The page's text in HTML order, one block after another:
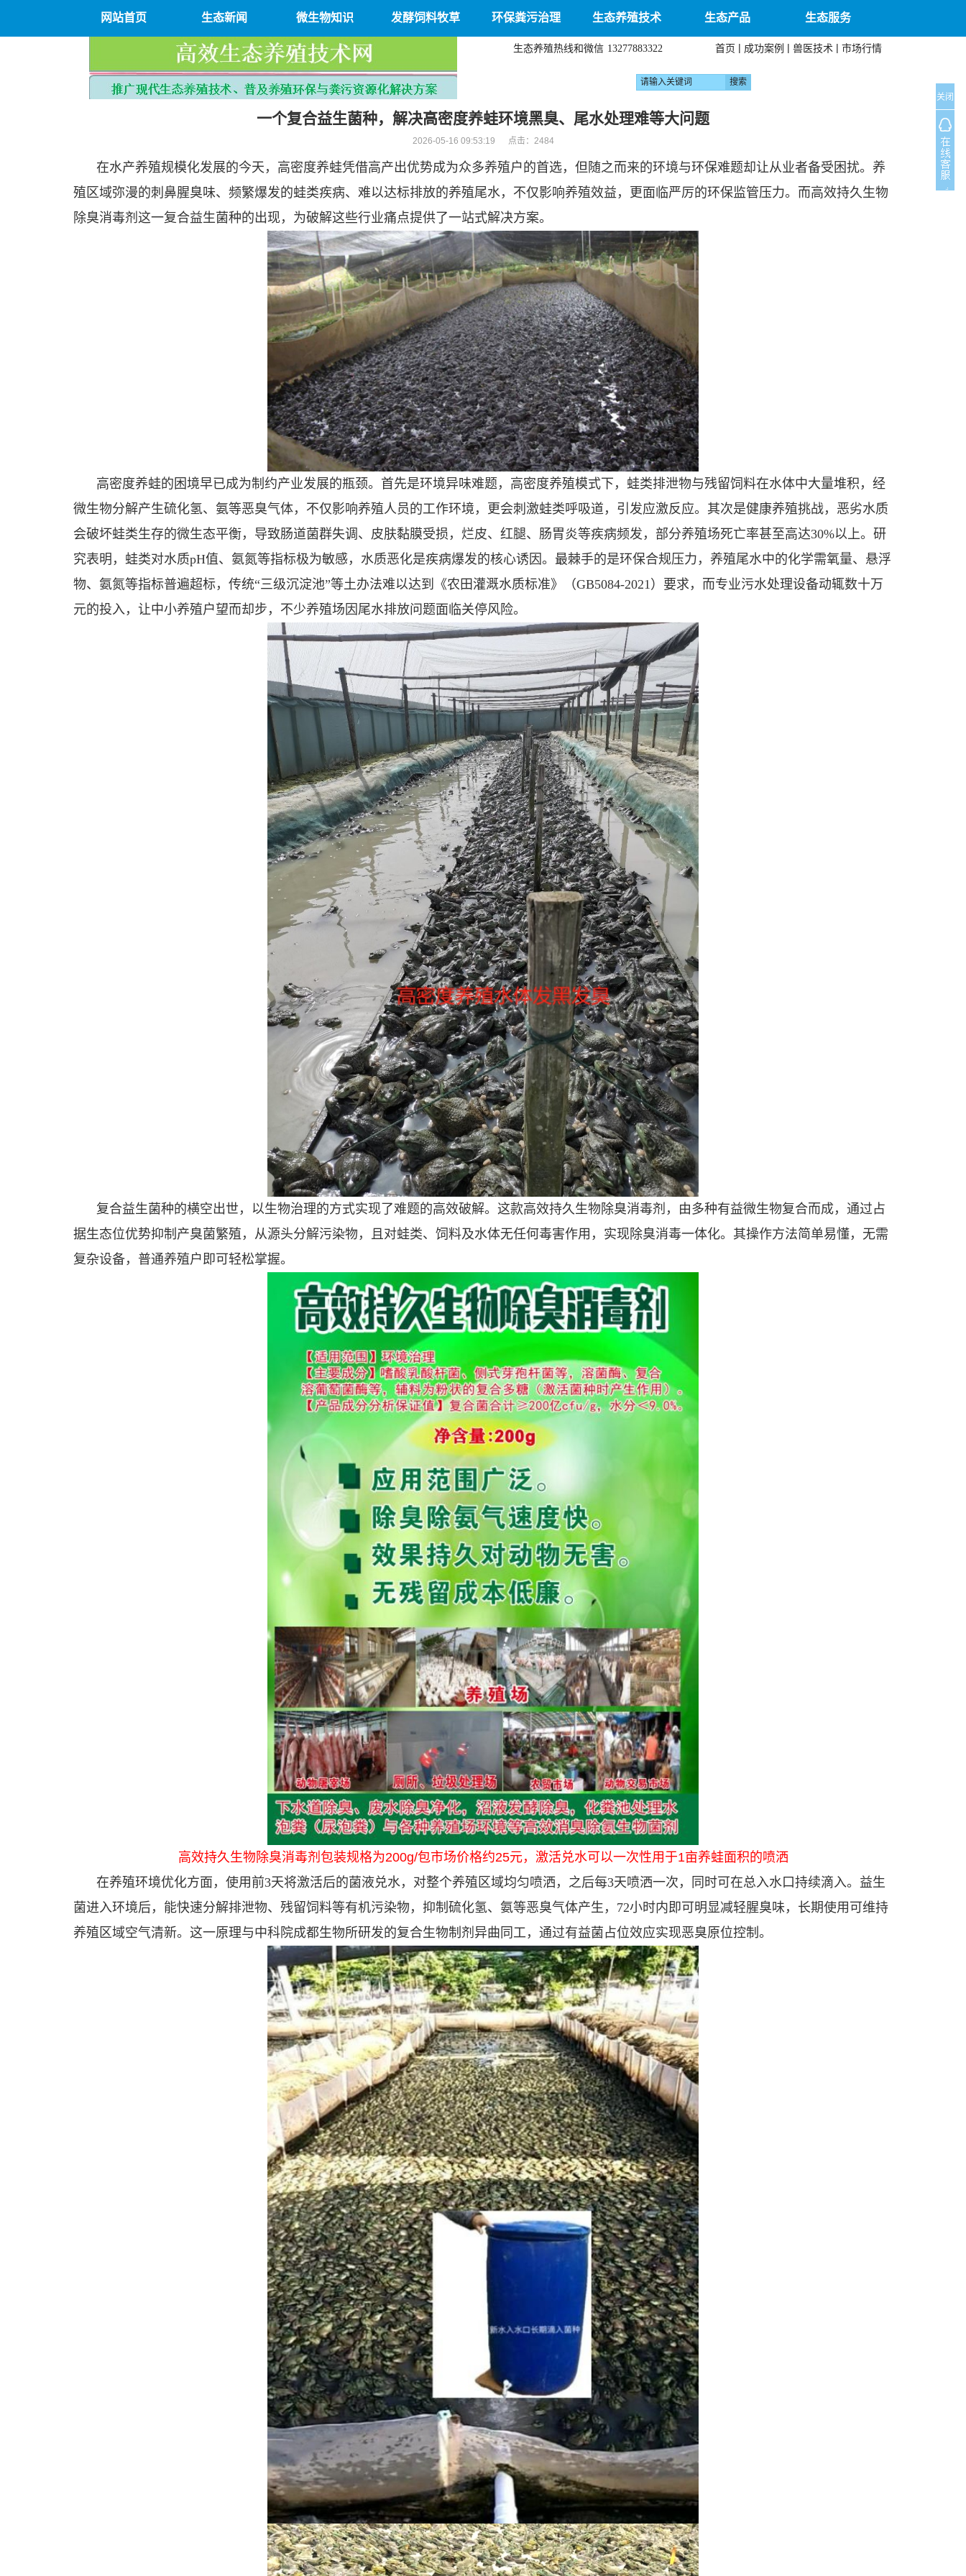
网站首页 生态新闻 微生物知识 发酵饲料牧草 环保粪污治理 生态养殖技术 生态产品 生态服务
首页 | 成功案例 | 兽医技术 | 市场行情
生态养殖热线和微信 13277883322
一个复合益生菌种，解决高密度养蛙环境黑臭、尾水处理难等大问题
2026-05-16 09:53:19 点击： 2484
在水产养殖规模化发展的今天，高密度养蛙凭借高产出优势成为众多养殖户的首选，但随之而来的环境与环保难题却让从业者备受困扰。养
殖区域弥漫的刺鼻腥臭味、频繁爆发的蛙类疾病、难以达标排放的养殖尾水，不仅影响养殖效益，更面临严厉的环保监管压力。而高效持久生物
除臭消毒剂这一复合益生菌种的出现，为破解这些行业痛点提供了一站式解决方案。
高密度养蛙的困境早已成为制约产业发展的瓶颈。首先是环境异味难题，高密度养殖模式下，蛙类排泄物与残留饲料在水体中大量堆积，经
微生物分解产生硫化氢、氨等恶臭气体，不仅影响养殖人员的工作环境，更会刺激蛙类呼吸道，引发应激反应。其次是健康养殖挑战，恶劣水质
会破坏蛙类生存的微生态平衡，导致肠道菌群失调、皮肤黏膜受损，烂皮、红腿、肠胃炎等疾病频发，部分养殖场死亡率甚至高达30%以上。研
究表明，蛙类对水质pH值、氨氮等指标极为敏感，水质恶化是疾病爆发的核心诱因。最棘手的是环保合规压力，养殖尾水中的化学需氧量、悬浮
物、氨氮等指标普遍超标，传统“三级沉淀池”等土办法难以达到《农田灌溉水质标准》（GB5084-2021）要求，而专业污水处理设备动辄数十万
元的投入，让中小养殖户望而却步，不少养殖场因尾水排放问题面临关停风险。
复合益生菌种的横空出世，以生物治理的方式实现了难题的高效破解。这款高效持久生物除臭消毒剂，由多种有益微生物复合而成，通过占
据生态位优势抑制产臭菌繁殖，从源头分解污染物，且对蛙类、饲料及水体无任何毒害作用，实现除臭消毒一体化。其操作方法简单易懂，无需
复杂设备，普通养殖户即可轻松掌握。
高效持久生物除臭消毒剂包装规格为200g/包市场价格约25元，激活兑水可以一次性用于1亩养蛙面积的喷洒
在养殖环境优化方面，使用前3天将激活后的菌液兑水，对整个养殖区域均匀喷洒，之后每3天喷洒一次，同时可在总入水口持续滴入。益生
菌进入环境后，能快速分解排泄物、残留饲料等有机污染物，抑制硫化氢、氨等恶臭气体产生，72小时内即可明显减轻腥臭味，长期使用可维持
养殖区域空气清新。这一原理与中科院成都生物所研发的复合生物制剂异曲同工，通过有益菌占位效应实现恶臭原位控制。
关闭